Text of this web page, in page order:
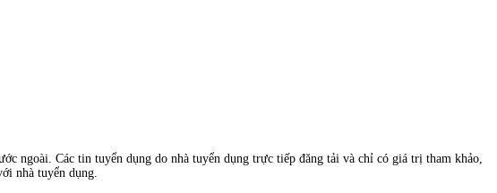
ngoài. Các tin tuyển dụng do nhà tuyển dụng trực tiếp đăng tải và chỉ có giá trị tham khảo,
nhà tuyển dụng.